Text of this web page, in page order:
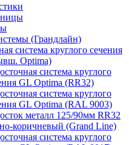
(Грандлайн)
система круглого сечения
Optima)
система круглого
GL Optima (RR32)
система круглого
GL Optima (RAL 9003)
металл 125/90мм RR32
коричневый (Grand Line)
система круглого